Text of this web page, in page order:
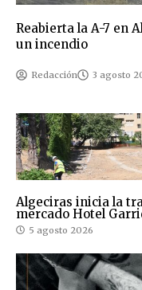
Reabierta la A-7 en
un incendio
Redacción 3 agosto
Algeciras inicia la
mercado Hotel
5 agosto 2026